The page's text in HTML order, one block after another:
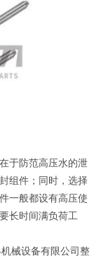
于防范高压水的泄
组件；同时，选择
一般都设有高压使
长时间满负荷工
械设备有限公司整